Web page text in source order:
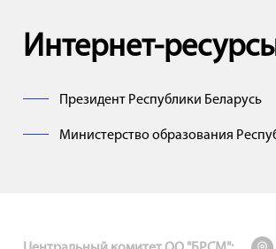
Интернет-
Президент Республики Беларусь
Министерство образования